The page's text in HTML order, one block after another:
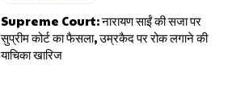
Supreme Court: नारायण साईं की सजा पर
सुप्रीम कोर्ट का फैसला, उम्रकैद पर रोक लगाने की
याचिका खारिज